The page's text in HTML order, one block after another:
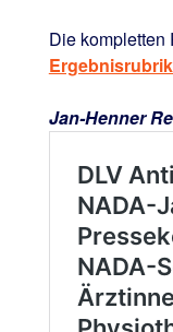
Die kompletten
Jan-Henner